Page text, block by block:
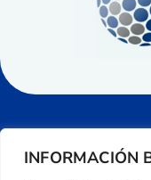
INFORMACIÓN